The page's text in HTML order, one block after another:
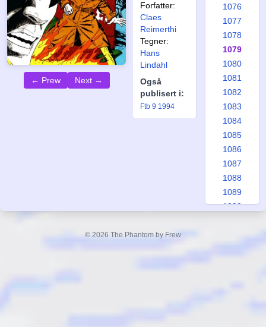
← Prew Next →
Forfatter:
Claes
Reimerthi
Tegner:
Hans
Lindahl
Også
publisert i:
Ftb 9 1994
1076
1077
1078
1079
1080
1081
1082
1083
1084
1085
1086
1087
1088
1089
1090
© 2026 The Phantom by Frew